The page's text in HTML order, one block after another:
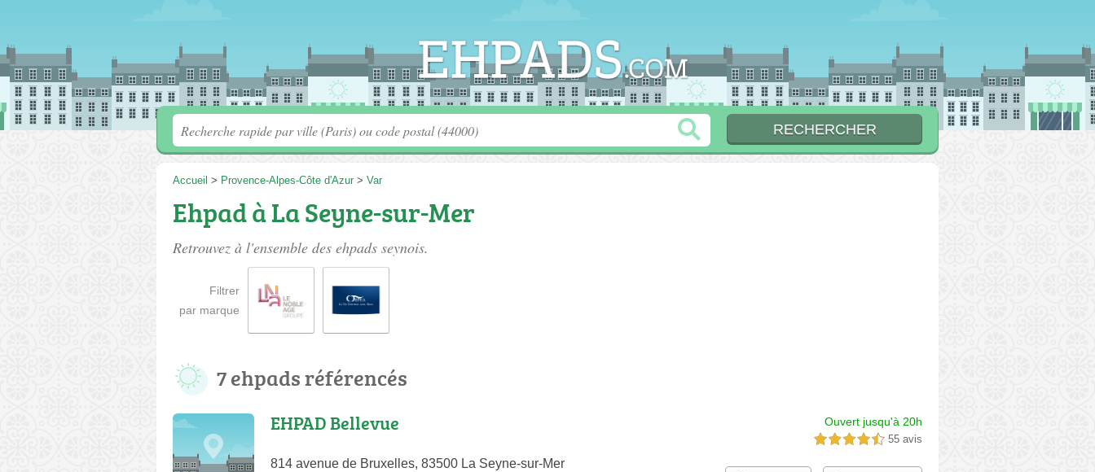
Accueil > Provence-Alpes-Côte d'Azur > Var
Ehpad à La Seyne-sur-Mer
Retrouvez à l'ensemble des ehpads seynois.
Filtrer
par marque
7 ehpads référencés
EHPAD Bellevue
814 avenue de Bruxelles, 83500 La Seyne-sur-Mer
Ouvert jusqu'à 20h
4,5 étoiles sur 5 55 avis